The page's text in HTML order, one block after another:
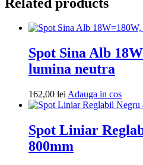
30W=300W,
lumina
Spot Sina Alb
lumina neutra
162,00 lei Adauga in cos
in
Spot Liniar
800mm